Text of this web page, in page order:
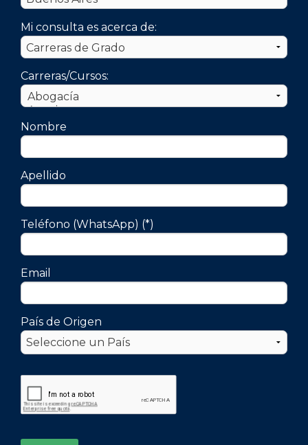
Mi consulta es acerca de:
Carreras/Cursos:
Nombre
Apellido
Teléfono (WhatsApp) (*)
Email
País de Origen